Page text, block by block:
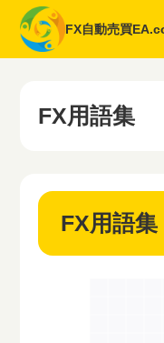
FX自動売買
FX用語集
FX用語集